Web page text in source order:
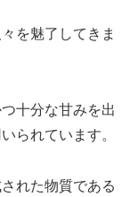
を魅了してきま
十分な甘みを出
られています。
れた物質である